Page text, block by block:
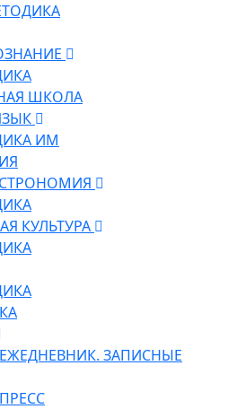
ШКОЛА
ИМ
КУЛЬТУРА
ЗАПИСНЫЕ